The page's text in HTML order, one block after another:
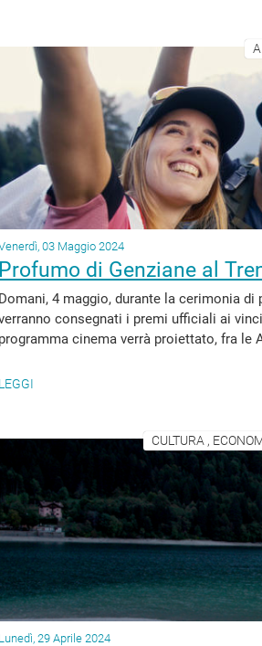
03 Maggio 2024
Profumo di Genziane al
Domani, 4 maggio, durante la cerimonia
consegnati i premi ufficiali ai
programma cinema verrà proiettato, fra le
LEGGI
CULTURA ,
Lunedì, 29 Aprile 2024